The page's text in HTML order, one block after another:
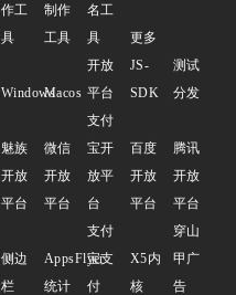
作工
具
制作
工具
名工
具
更多
WindowsMacos
开放
平台
JS-
SDK
测试
分发
魅族
开放
平台
微信
开放
平台
支付
宝开
放平
台
百度
开放
平台
腾讯
开放
平台
侧边
栏
AppsFlyer
统计
支付
宝支
付
X5内
核
穿山
甲广
告